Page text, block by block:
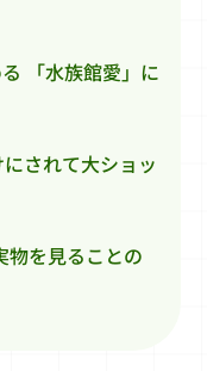
「水族館愛」に
されて大ショッ
物を見ることの